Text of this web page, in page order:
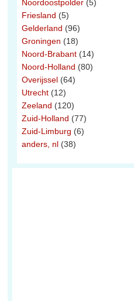
Noordoostpolder (5)
Friesland (5)
Gelderland (96)
Groningen (18)
Noord-Brabant (14)
Noord-Holland (80)
Overijssel (64)
Utrecht (12)
Zeeland (120)
Zuid-Holland (77)
Zuid-Limburg (6)
anders, nl (38)